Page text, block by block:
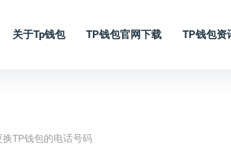
关于tp钱包 TP钱包官网下载 TP钱包资
换TP钱包的电话号码